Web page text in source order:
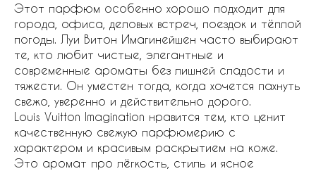
Этот парфюм особенно хорошо подходит для
города, офиса, деловых встреч, поездок и тёплой
погоды. Луи Витон Имагинейшен часто выбирают
те, кто любит чистые, элегантные и
современные ароматы без лишней сладости и
тяжести. Он уместен тогда, когда хочется пахнуть
свежо, уверенно и действительно дорого.
Louis Vuitton Imagination нравится тем, кто ценит
качественную свежую парфюмерию с
характером и красивым раскрытием на коже.
Это аромат про лёгкость, стиль и ясное